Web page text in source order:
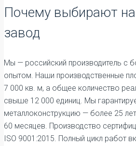
Почему выбирают
завод
Мы — российский производитель с
опытом. Наши производственные
7 000 кв. м, а общее количество
свыше 12 000 единиц. Мы
металлоконструкцию — более 25
60 месяцев. Производство
ISO 9001:2015. Полный цикл работ